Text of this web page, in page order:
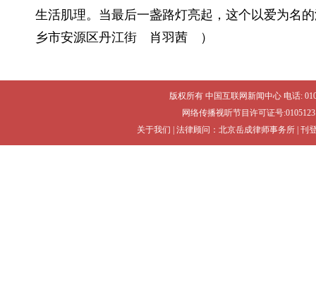
生活肌理。当最后一盏路灯亮起，这个以爱为名
乡市安源区丹江街 肖羽茜 ）